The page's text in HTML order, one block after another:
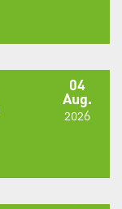
04
Aug.
2026